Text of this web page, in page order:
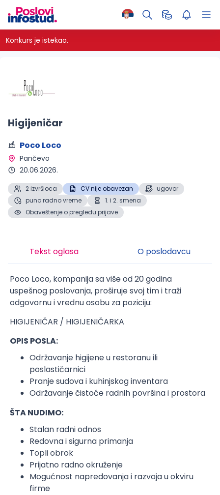
Konkurs je istekao.
Higijeničar
Poco Loco
Pančevo
20.06.2026.
2 izvršioca CV nije obavezan
ugovor
puno radno vreme
1. i 2. smena
Obaveštenje o pregledu prijave
Tekst oglasa O poslodavcu
Poco Loco, kompanija sa više od 20 godina
uspešnog poslovanja, proširuje svoj tim i traži
odgovornu i vrednu osobu za poziciju:
HIGIJENIČAR / HIGIJENIČARKA
OPIS POSLA:
Održavanje higijene u restoranu ili
poslastičarnici
Pranje sudova i kuhinjskog inventara
Održavanje čistoće radnih površina i prostora
ŠTA NUDIMO:
Stalan radni odnos
Redovna i sigurna primanja
Topli obrok
Prijatno radno okruženje
Mogućnost napredovanja i razvoja u okviru
firme